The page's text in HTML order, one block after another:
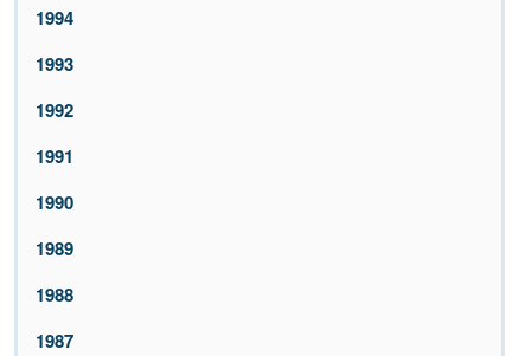
1994
1993
1992
1991
1990
1989
1988
1987